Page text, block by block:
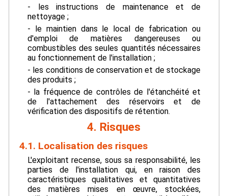
- les instructions de maintenance et de
nettoyage ;
- le maintien dans le local de fabrication ou
d'emploi de matières dangereuses ou
combustibles des seules quantités nécessaires
au fonctionnement de l'installation ;
- les conditions de conservation et de stockage
des produits ;
- la fréquence de contrôles de l'étanchéité et
de l'attachement des réservoirs et de
vérification des dispositifs de rétention.
4. Risques
4.1. Localisation des risques
L'exploitant recense, sous sa responsabilité, les
parties de l'installation qui, en raison des
caractéristiques qualitatives et quantitatives
des matières mises en œuvre, stockées,